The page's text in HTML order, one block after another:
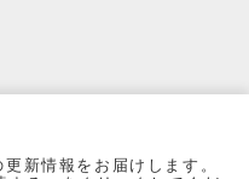
新情報をお届けします。